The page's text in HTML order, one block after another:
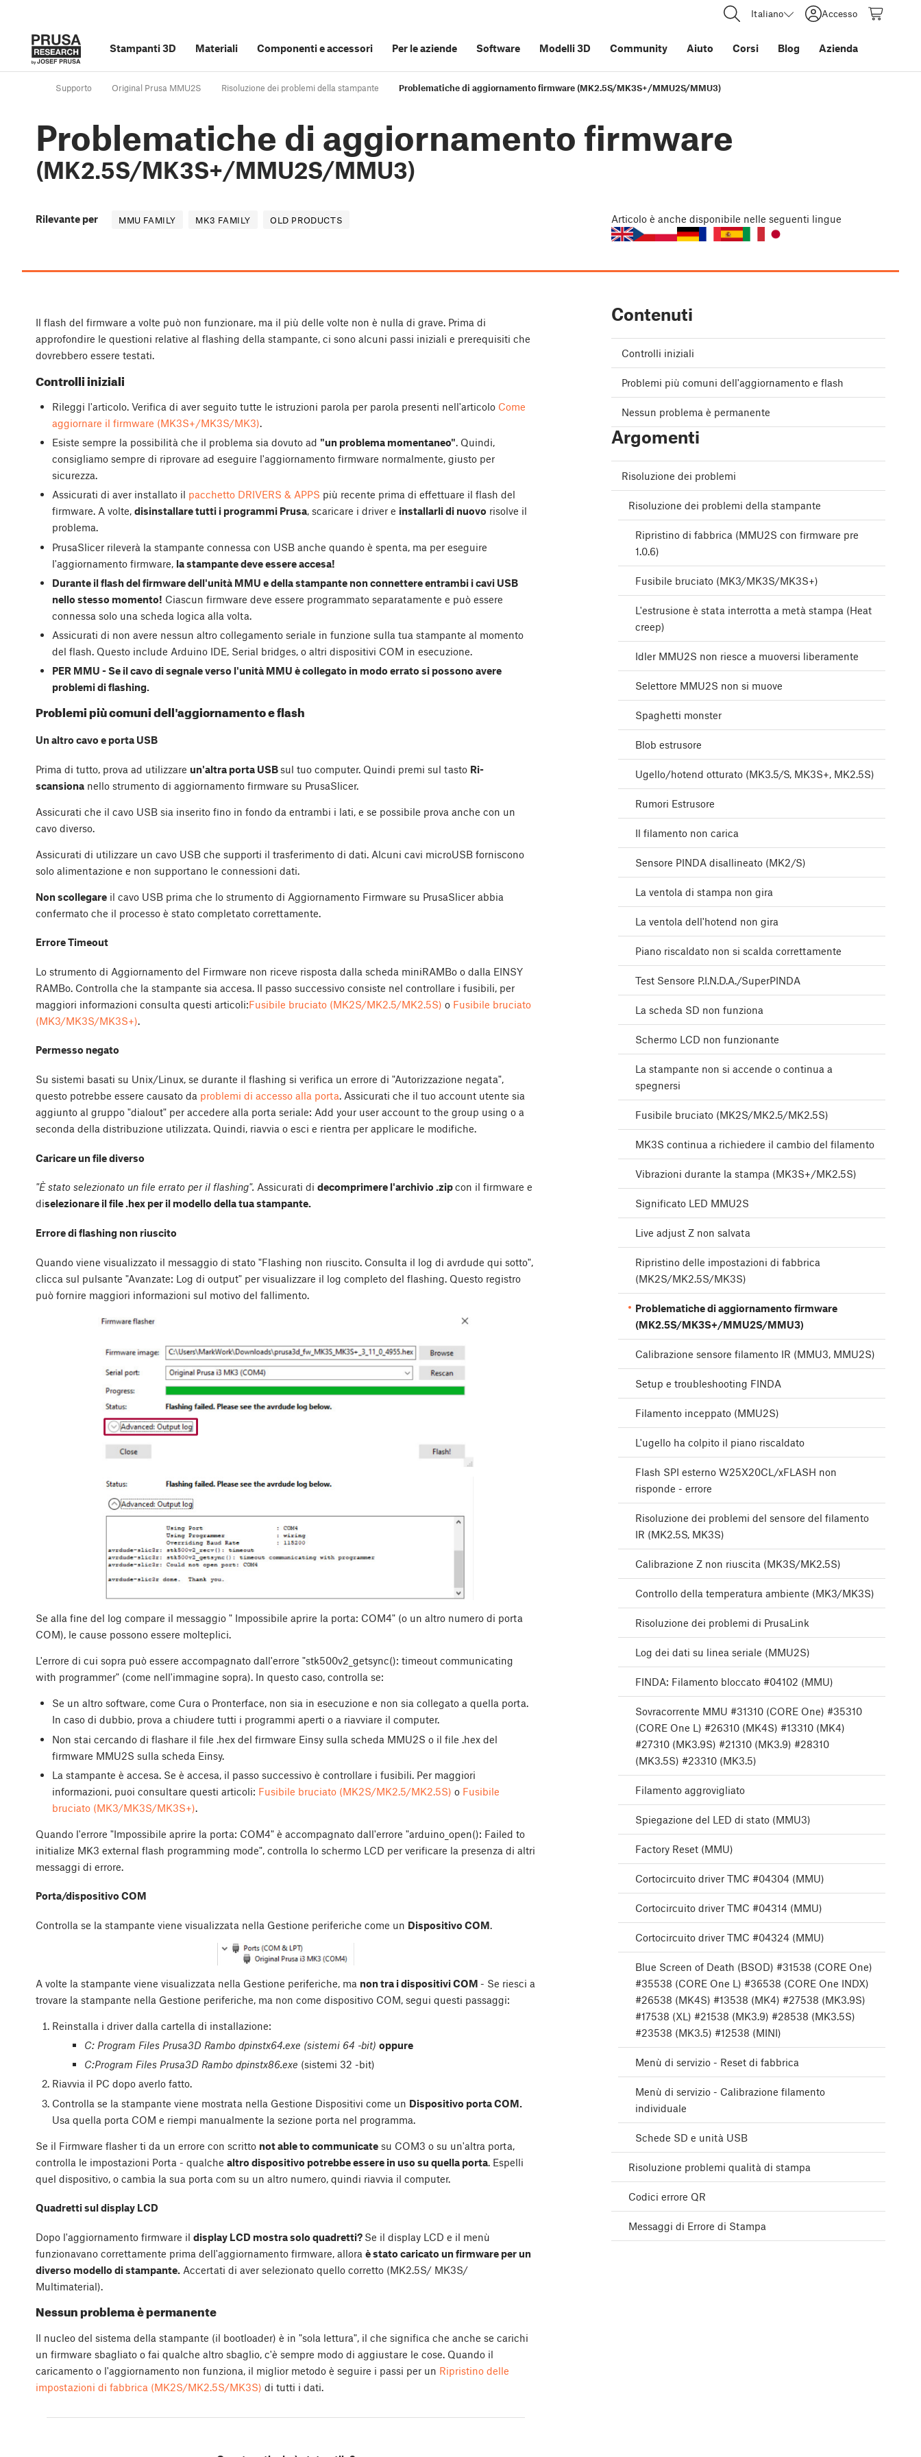
Italiano Accesso
Stampanti 3D Materiali Componenti e accessori Per le aziende Software Modelli 3D Community Aiuto Corsi Blog Azienda
Supporto Original Prusa MMU2S Risoluzione dei problemi della stampante Problematiche di aggiornamento firmware (MK2.5S/MK3S+/MMU2S/MMU3)
Problematiche di aggiornamento firmware
(MK2.5S/MK3S+/MMU2S/MMU3)
Rilevante per MMU FAMILY MK3 FAMILY OLD PRODUCTS Articolo è anche disponibile nelle seguenti lingue
Il flash del firmware a volte può non funzionare, ma il più delle volte non è nulla di grave. Prima di
approfondire le questioni relative al flashing della stampante, ci sono alcuni passi iniziali e prerequisiti che
dovrebbero essere testati.
Controlli iniziali
Rileggi l'articolo. Verifica di aver seguito tutte le istruzioni parola per parola presenti nell'articolo Come
aggiornare il firmware (MK3S+/MK3S/MK3).
Esiste sempre la possibilità che il problema sia dovuto ad "un problema momentaneo". Quindi,
consigliamo sempre di riprovare ad eseguire l'aggiornamento firmware normalmente, giusto per
sicurezza.
Assicurati di aver installato il pacchetto DRIVERS & APPS più recente prima di effettuare il flash del
firmware. A volte, disinstallare tutti i programmi Prusa, scaricare i driver e installarli di nuovo risolve il
problema.
PrusaSlicer rileverà la stampante connessa con USB anche quando è spenta, ma per eseguire
l'aggiornamento firmware, la stampante deve essere accesa!
Durante il flash del firmware dell'unità MMU e della stampante non connettere entrambi i cavi USB
nello stesso momento! Ciascun firmware deve essere programmato separatamente e può essere
connessa solo una scheda logica alla volta.
Assicurati di non avere nessun altro collegamento seriale in funzione sulla tua stampante al momento
del flash. Questo include Arduino IDE, Serial bridges, o altri dispositivi COM in esecuzione.
PER MMU - Se il cavo di segnale verso l'unità MMU è collegato in modo errato si possono avere
problemi di flashing.
Problemi più comuni dell'aggiornamento e flash
Un altro cavo e porta USB
Prima di tutto, prova ad utilizzare un'altra porta USBsul tuo computer. Quindi premi sul tasto Ri-
scansiona nello strumento di aggiornamento firmware su PrusaSlicer.
Assicurati che il cavo USB sia inserito fino in fondo da entrambi i lati, e se possibile prova anche con un
cavo diverso.
Assicurati di utilizzare un cavo USB che supporti il trasferimento di dati. Alcuni cavi microUSB forniscono
solo alimentazione e non supportano le connessioni dati.
Non scollegare il cavo USB prima che lo strumento di Aggiornamento Firmware su PrusaSlicer abbia
confermato che il processo è stato completato correttamente.
Errore Timeout
Lo strumento di Aggiornamento del Firmware non riceve risposta dalla scheda miniRAMBo o dalla EINSY
RAMBo. Controlla che la stampante sia accesa. Il passo successivo consiste nel controllare i fusibili, per
maggiori informazioni consulta questi articoli:Fusibile bruciato (MK2S/MK2.5/MK2.5S) o Fusibile bruciato
(MK3/MK3S/MK3S+).
Permesso negato
Su sistemi basati su Unix/Linux, se durante il flashing si verifica un errore di "Autorizzazione negata",
questo potrebbe essere causato da problemi di accesso alla porta. Assicurati che il tuo account utente sia
aggiunto al gruppo "dialout" per accedere alla porta seriale: Add your user account to the group using o a
seconda della distribuzione utilizzata. Quindi, riavvia o esci e rientra per applicare le modifiche.
Caricare un file diverso
"È stato selezionato un file errato per il flashing". Assicurati di decomprimere l'archivio .zipcon il firmware e
diselezionare il file .hex per il modello della tua stampante.
Errore di flashing non riuscito
Quando viene visualizzato il messaggio di stato "Flashing non riuscito. Consulta il log di avrdude qui sotto",
clicca sul pulsante "Avanzate: Log di output" per visualizzare il log completo del flashing. Questo registro
può fornire maggiori informazioni sul motivo del fallimento.
Se alla fine del log compare il messaggio " Impossibile aprire la porta: COM4" (o un altro numero di porta
COM), le cause possono essere molteplici.
L'errore di cui sopra può essere accompagnato dall'errore "stk500v2_getsync(): timeout communicating
with programmer" (come nell'immagine sopra). In questo caso, controlla se:
Se un altro software, come Cura o Pronterface, non sia in esecuzione e non sia collegato a quella porta.
In caso di dubbio, prova a chiudere tutti i programmi aperti o a riavviare il computer.
Non stai cercando di flashare il file .hex del firmware Einsy sulla scheda MMU2S o il file .hex del
firmware MMU2S sulla scheda Einsy.
La stampante è accesa. Se è accesa, il passo successivo è controllare i fusibili. Per maggiori
informazioni, puoi consultare questi articoli: Fusibile bruciato (MK2S/MK2.5/MK2.5S) o Fusibile
bruciato (MK3/MK3S/MK3S+).
Quando l'errore "Impossibile aprire la porta: COM4" è accompagnato dall'errore "arduino_open(): Failed to
initialize MK3 external flash programming mode", controlla lo schermo LCD per verificare la presenza di altri
messaggi di errore.
Porta/dispositivo COM
Controlla se la stampante viene visualizzata nella Gestione periferiche come un Dispositivo COM.
A volte la stampante viene visualizzata nella Gestione periferiche, ma non tra i dispositivi COM - Se riesci a
trovare la stampante nella Gestione periferiche, ma non come dispositivo COM, segui questi passaggi:
Reinstalla i driver dalla cartella di installazione:
C: Program Files Prusa3D Rambo dpinstx64.exe (sistemi 64 -bit) oppure
C:Program Files Prusa3D Rambo dpinstx86.exe (sistemi 32 -bit)
Riavvia il PC dopo averlo fatto.
Controlla se la stampante viene mostrata nella Gestione Dispositivi come un Dispositivo porta COM.
Usa quella porta COM e riempi manualmente la sezione porta nel programma.
Se il Firmware flasher ti da un errore con scritto not able to communicate su COM3 o su un'altra porta,
controlla le impostazioni Porta - qualche altro dispositivo potrebbe essere in uso su quella porta. Espelli
quel dispositivo, o cambia la sua porta com su un altro numero, quindi riavvia il computer.
Quadretti sul display LCD
Dopo l'aggiornamento firmware il display LCD mostra solo quadretti? Se il display LCD e il menù
funzionavano correttamente prima dell'aggiornamento firmware, allora è stato caricato un firmware per un
diverso modello di stampante. Accertati di aver selezionato quello corretto (MK2.5S/ MK3S/
Multimaterial).
Nessun problema è permanente
Il nucleo del sistema della stampante (il bootloader) è in "sola lettura", il che significa che anche se carichi
un firmware sbagliato o fai qualche altro sbaglio, c'è sempre modo di aggiustare le cose. Quando il
caricamento o l'aggiornamento non funziona, il miglior metodo è seguire i passi per un Ripristino delle
impostazioni di fabbrica (MK2S/MK2.5S/MK3S) di tutti i dati.
Contenuti
Controlli iniziali
Problemi più comuni dell'aggiornamento e flash
Nessun problema è permanente
Argomenti
Risoluzione dei problemi
Risoluzione dei problemi della stampante
Ripristino di fabbrica (MMU2S con firmware pre
1.0.6)
Fusibile bruciato (MK3/MK3S/MK3S+)
L'estrusione è stata interrotta a metà stampa (Heat
creep)
Idler MMU2S non riesce a muoversi liberamente
Selettore MMU2S non si muove
Spaghetti monster
Blob estrusore
Ugello/hotend otturato (MK3.5/S, MK3S+, MK2.5S)
Rumori Estrusore
Il filamento non carica
Sensore PINDA disallineato (MK2/S)
La ventola di stampa non gira
La ventola dell'hotend non gira
Piano riscaldato non si scalda correttamente
Test Sensore P.I.N.D.A./SuperPINDA
La scheda SD non funziona
Schermo LCD non funzionante
La stampante non si accende o continua a
spegnersi
Fusibile bruciato (MK2S/MK2.5/MK2.5S)
MK3S continua a richiedere il cambio del filamento
Vibrazioni durante la stampa (MK3S+/MK2.5S)
Significato LED MMU2S
Live adjust Z non salvata
Ripristino delle impostazioni di fabbrica
(MK2S/MK2.5S/MK3S)
Problematiche di aggiornamento firmware
(MK2.5S/MK3S+/MMU2S/MMU3)
Calibrazione sensore filamento IR (MMU3, MMU2S)
Setup e troubleshooting FINDA
Filamento inceppato (MMU2S)
L'ugello ha colpito il piano riscaldato
Flash SPI esterno W25X20CL/xFLASH non
risponde - errore
Risoluzione dei problemi del sensore del filamento
IR (MK2.5S, MK3S)
Calibrazione Z non riuscita (MK3S/MK2.5S)
Controllo della temperatura ambiente (MK3/MK3S)
Risoluzione dei problemi di PrusaLink
Log dei dati su linea seriale (MMU2S)
FINDA: Filamento bloccato #04102 (MMU)
Sovracorrente MMU #31310 (CORE One) #35310
(CORE One L) #26310 (MK4S) #13310 (MK4)
#27310 (MK3.9S) #21310 (MK3.9) #28310
(MK3.5S) #23310 (MK3.5)
Filamento aggrovigliato
Spiegazione del LED di stato (MMU3)
Factory Reset (MMU)
Cortocircuito driver TMC #04304 (MMU)
Cortocircuito driver TMC #04314 (MMU)
Cortocircuito driver TMC #04324 (MMU)
Blue Screen of Death (BSOD) #31538 (CORE One)
#35538 (CORE One L) #36538 (CORE One INDX)
#26538 (MK4S) #13538 (MK4) #27538 (MK3.9S)
#17538 (XL) #21538 (MK3.9) #28538 (MK3.5S)
#23538 (MK3.5) #12538 (MINI)
Menù di servizio - Reset di fabbrica
Menù di servizio - Calibrazione filamento
individuale
Schede SD e unità USB
Risoluzione problemi qualità di stampa
Codici errore QR
Messaggi di Errore di Stampa